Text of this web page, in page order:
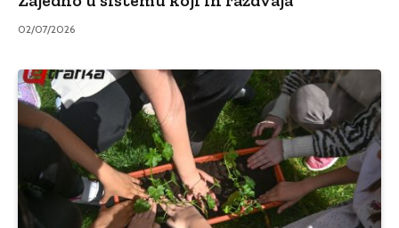
02/07/2026